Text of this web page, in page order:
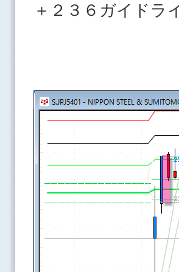
＋２３６ガイドラ